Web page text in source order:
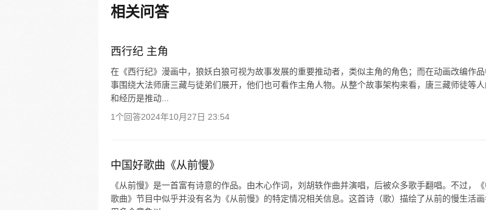
京城去。
相关问答
西行纪 主角
在《西行纪》漫画中，狼妖白狼可视为故事发展的重要推动者，类似主角的角色；而在动画改编作
事围绕大法师唐三藏与徒弟们展开，他们也可看作主角人物。从整个故事架构来看，唐三藏师徒等
和经历是推动...
1个回答2024年10月27日 23:54
中国好歌曲《从前慢》
《从前慢》是一首富有诗意的作品。由木心作词，刘胡轶作曲并演唱，后被众多歌手翻唱。不过，
歌曲》节目中似乎并没有名为《从前慢》的特定情况相关信息。这首诗（歌）描绘了从前的慢生活